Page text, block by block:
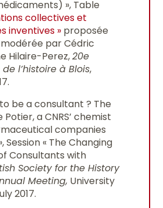
», Table
collectives et
inventives » proposée
modérée par Cédric
Hilaire-Perez,20e
l’histoire à Blois,
be a consultant ? The
a CNRS’ chemist
companies
Session « The Changing
Consultants with
Society for the History
Meeting, University
2017.